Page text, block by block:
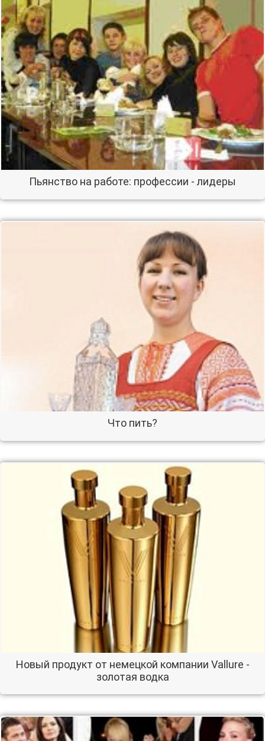
Пьянство на работе: профессии - лидеры
Что пить?
Новый продукт от немецкой компании Vallure -
золотая водка